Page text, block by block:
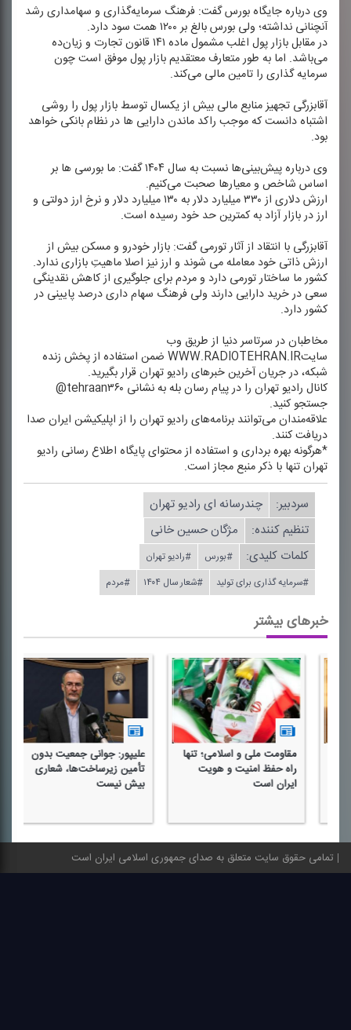
وی درباره جایگاه بورس گفت: فرهنگ سرمایه‌گذاری و سهامداری رشد
آنچنانی نداشته؛ ولی بورس بالغ بر ۱۲۰۰ همت سود دارد.
در مقابل بازار پول اغلب مشمول ماده ۱۴۱ قانون تجارت و زیان‌ده
می‌باشد. اما به طور متعارف معتقدیم بازار پول موفق است چون
سرمایه گذاری را تامین مالی می‌كند.
آقابزرگی تجهیز منابع مالی بیش از یكسال توسط بازار پول را روشی
اشتباه دانست كه موجب راكد ماندن دارایی ها در نظام بانكی خواهد
بود.
وی درباره پیش‌بینی‌ها نسبت به سال ۱۴۰۴ گفت: ما بورسی ها بر
اساس شاخص و معیارها صحبت می‌كنیم.
ارزش دلاری از ۳۳۰ میلیارد دلار به ۱۳۰ میلیارد دلار و نرخ ارز دولتی و
ارز در بازار آزاد به كمترین حد خود رسیده است.
آقابزرگی با انتقاد از آثار تورمی گفت: بازار خودرو و مسكن بیش از
ارزش ذاتی خود معامله می شوند و ارز نیز اصلا ماهیتِ بازاری ندارد.
كشور ما ساختار تورمی دارد و مردم برای جلوگیری از كاهش نقدینگی
سعی در خرید دارایی دارند ولی فرهنگ سهام داری درصد پایینی در
كشور دارد.
مخاطبان در سرتاسر دنیا از طریق وب
سایتWWW.RADIOTEHRAN.IR ضمن استفاده از پخش زنده
شبكه، در جریان آخرین خبرهای رادیو تهران قرار بگیرید.
كانال رادیو تهران را در پیام رسان بله به نشانی tehraan۳۶۰@
جستجو كنید.
علاقه‌مندان می‌توانند برنامه‌های رادیو تهران را از اپلیكیشن ایران صدا
دریافت كنند.
*هرگونه بهره برداری و استفاده از محتوای پایگاه اطلاع رسانی رادیو
تهران تنها با ذكر منبع مجاز است.
سردبیر:
چندرسانه ای رادیو تهران
تنظیم كننده:
مژگان حسین خانی
کلمات کلیدی:
#بورس
#رادیو تهران
#سرمایه گذاری برای تولید
#شعار سال ۱۴۰۴ #مردم
خبرهای بیشتر
مقاومت ملی و اسلامی؛ تنها
راه حفظ امنیت و هویت
ایران است
علیپور: جوانی جمعیت بدون
تأمین زیرساخت‌ها، شعاری
بیش نیست
تمامی حقوق سایت متعلق به صدای جمهوری اسلامی ایران است